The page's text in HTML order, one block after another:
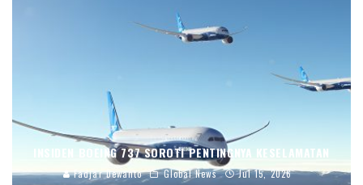
INSIDEN BOEING 737 SOROTI PENTINGNYA KESELAMATAN
Fadjar Dewanto Global News Jul 15, 2026